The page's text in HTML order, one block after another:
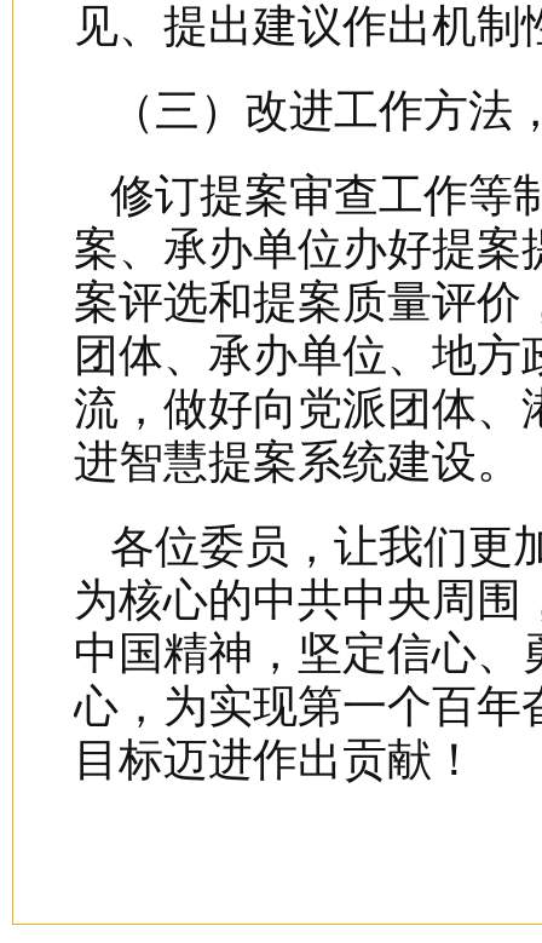
见、提出建议作出机制
（三）改进工作方法
修订提案审查工作等
案、承办单位办好提
案评选和提案质量评
团体、承办单位、地
流，做好向党派团体、
进智慧提案系统建设。
各位委员，让我们更
为核心的中共中央周
中国精神，坚定信心
心，为实现第一个百年
目标迈进作出贡献！